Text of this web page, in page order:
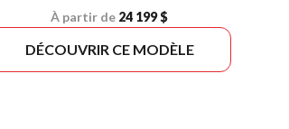
À partir de 24 199 $
DÉCOUVRIR CE MODÈLE